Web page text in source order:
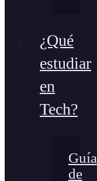
¿Qué
estudiar
en
Tech?
Guía
de